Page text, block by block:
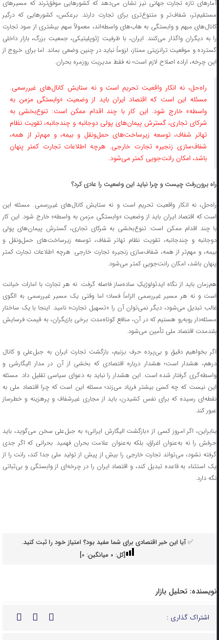
آمارهای تازه تجارت جهانی نیز نشان می‌دهد که کشورهایی موفق‌ترند که مسیرهای
مستقیم‌تر، شفاف‌تر و متنوع‌تری برای تجارت دارند. برعکس، کشورهایی که درگیر
کانال‌های مبهم و وابستگی به هاب‌های واسطه‌اند، معمولاً سهم بیشتری از سود تجارت
را به دیگران واگذار می‌کنند. ایران، با ظرفیت ژئوپلیتیکی، جمعیت بزرگ، بازار داخلی
گسترده و موقعیت ترانزیتی ممتاز، لزوماً نباید در چنین وضعی بماند. اما برای خروج از
این چرخه، اراده اصلاح لازم است؛ نه فقط مدیریت روزمره بحران.
راه‌حل، نه انکار واقعیت تحریم است و نه ستایش کانال‌های غیررسمی.
مسئله این است که اقتصاد ایران باید از وضعیت «وابستگی مزمن به
واسطه» خارج شود. این کار با چند اقدام ممکن است: تنوع‌بخشی به
شرکای تجاری، گسترش پیمان‌های پولی دوجانبه و چندجانبه، تقویت نظام
تهاتر شفاف، توسعه زیرساخت‌های حمل‌ونقل و بیمه، و مهم‌تر از همه،
شفاف‌سازی زنجیره تجارت خارجی. هرچه اطلاعات تجارت کمتر پنهان
باشد، امکان رانت‌جویی کمتر می‌شود.
راه برون‌رفت چیست و چرا نباید این وضعیت را عادی کرد؟
راه‌حل، نه انکار واقعیت تحریم است و نه ستایش کانال‌های غیررسمی. مسئله این
است که اقتصاد ایران باید از وضعیت «وابستگی مزمن به واسطه» خارج شود. این کار
با چند اقدام ممکن است: تنوع‌بخشی به شرکای تجاری، گسترش پیمان‌های پولی
دوجانبه و چندجانبه، تقویت نظام تهاتر شفاف، توسعه زیرساخت‌های حمل‌ونقل و
بیمه، و مهم‌تر از همه، شفاف‌سازی زنجیره تجارت خارجی. هرچه اطلاعات تجارت کمتر
پنهان باشد، امکان رانت‌جویی کمتر می‌شود.
هم‌زمان باید از نگاه ایدئولوژیکِ ساده‌ساز فاصله گرفت. نه هر تجارت با امارات خیانت
است و نه هر مسیر غیررسمی الزاماً فساد؛ اما وقتی یک مسیر غیررسمی به الگوی
غالب تبدیل می‌شود، دیگر نمی‌توان آن را «تسهیل تجارت» نامید. اینجا با یک ساختار
مسئله‌دار روبه‌رو هستیم که در آن، منافع کوتاه‌مدت برخی بازیگران، به قیمت فرسایش
بلندمدت اقتصاد ملی تأمین می‌شود.
اگر بخواهیم دقیق و بی‌پرده حرف بزنیم، بازگشت تجارت ایران به جبل‌علی و کانال
درهم، هشدار است؛ هشدار درباره اقتصادی که بخشی از آن در مدار الیگارشی و
واسطه‌گری گرفتار شده است. این هشدار را نباید به دعوای سیاسی تقلیل داد. مسئله
این نیست که چه کسی بیشتر فریاد می‌زند؛ مسئله این است که چرا اقتصاد ملی به
نقطه‌ای رسیده که برای نفس کشیدن، باید از مجاری غیرشفاف و پرهزینه و خطرساز
عبور کند.
بنابراین، اگر امروز کسی از «بازگشت الیگارش ایرانی» به جبل‌علی سخن می‌گوید، باید
حرفش را نه به‌عنوان اغراق، بلکه به‌عنوان علامت بحران فهمید. بحرانی که اگر جدی
گرفته نشود، می‌تواند تجارت خارجی را بیش از پیش از تولید ملی جدا کند، رانت را از
یک استثناء به قاعده تبدیل کند، و اقتصاد ایران را در چرخه‌ای از وابستگی و بی‌ثباتی
نگه دارد.
✅ آیا این خبر اقتصادی برای شما مفید بود؟ امتیاز خود را ثبت کنید.
[کل: 0میانگین: 0
]
نویسنده: تحلیل بازار
اشتراک گذاری :